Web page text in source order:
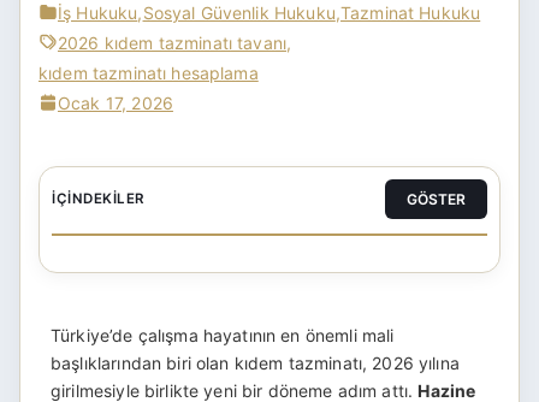
İş Hukuku,Sosyal Güvenlik Hukuku,Tazminat Hukuku
2026 kıdem tazminatı tavanı,
kıdem tazminatı hesaplama
Ocak 17, 2026
İÇINDEKILER GÖSTER
Türkiye’de çalışma hayatının en önemli mali
başlıklarından biri olan kıdem tazminatı, 2026 yılına
girilmesiyle birlikte yeni bir döneme adım attı.Hazine